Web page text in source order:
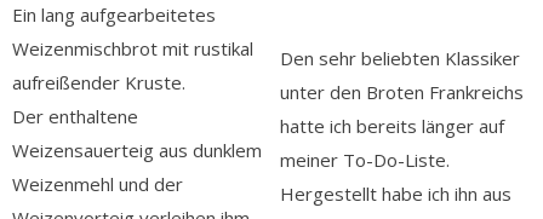
Ein lang aufgearbeitetes
Weizenmischbrot mit rustikal
aufreißender Kruste.
Der enthaltene
Weizensauerteig aus dunklem
Weizenmehl und der
Den sehr beliebten Klassiker
unter den Broten Frankreichs
hatte ich bereits länger auf
meiner To-Do-Liste.
Hergestellt habe ich ihn aus